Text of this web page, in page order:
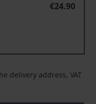
€24.90
delivery address, VAT